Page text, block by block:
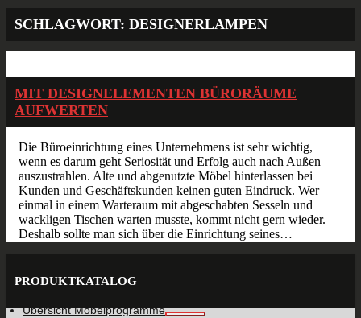
SCHLAGWORT: DESIGNERLAMPEN
MIT DESIGNELEMENTEN BÜRORÄUME
AUFWERTEN
Die Büroeinrichtung eines Unternehmens ist sehr wichtig,
wenn es darum geht Seriosität und Erfolg auch nach Außen
auszustrahlen. Alte und abgenutzte Möbel hinterlassen bei
Kunden und Geschäftskunden keinen guten Eindruck. Wer
einmal in einem Warteraum mit abgeschabten Sesseln und
wackligen Tischen warten musste, kommt nicht gern wieder.
Deshalb sollte man sich über die Einrichtung seines…
PRODUKTKATALOG
Übersicht Möbelprogramme